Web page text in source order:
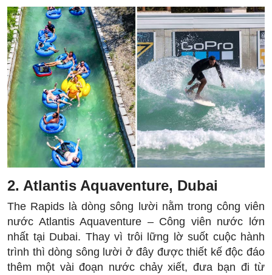
2. Atlantis Aquaventure, Dubai
The Rapids là dòng sông lười nằm trong công viên
nước Atlantis Aquaventure – Công viên nước lớn
nhất tại Dubai. Thay vì trôi lững lờ suốt cuộc hành
trình thì dòng sông lười ở đây được thiết kế độc đáo
thêm một vài đoạn nước chảy xiết, đưa bạn đi từ